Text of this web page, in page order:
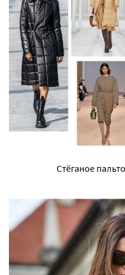
Стёганое